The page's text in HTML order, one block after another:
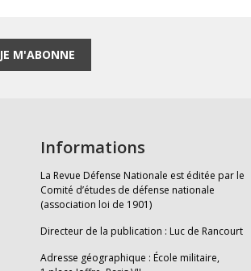
JE M'ABONNE
Informations
La Revue Défense Nationale est éditée par le
Comité d’études de défense nationale
(association loi de 1901)
Directeur de la publication : Luc de Rancourt
Adresse géographique : École militaire,